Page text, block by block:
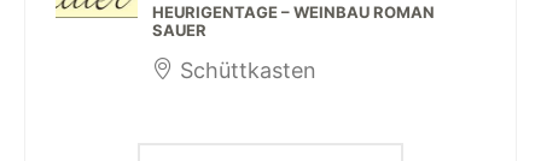
HEURIGENTAGE – WEINBAU ROMAN
SAUER
Schüttkasten